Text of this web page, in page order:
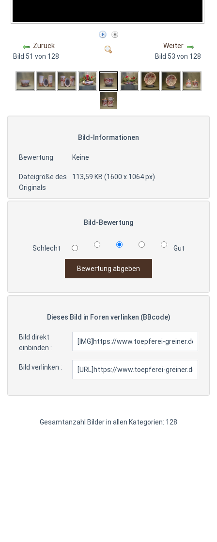
Zurück
Bild 51 von 128
Weiter
Bild 53 von 128
Bild-Informationen
Bewertung Keine
Dateigröße des
Originals
113,59 KB (1600 x 1064 px)
Bild-Bewertung
Schlecht Gut
Dieses Bild in Foren verlinken (BBcode)
Bild direkt
einbinden :
Bild verlinken :
Gesamtanzahl Bilder in allen Kategorien: 128